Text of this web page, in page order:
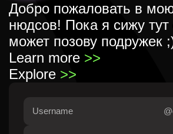
Добро пожаловать в
нюдсов! Пока я сижу тут
может позову подружек
Learn more >>
Explore >>